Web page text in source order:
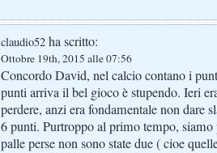
claudio52 ha scritto:
Ottobre 19th, 2015 alle 07:56
Concordo David, nel calcio contano i
punti arriva il bel gioco è stupendo. Ieri
perdere, anzi era fondamentale non dare
6 punti. Purtroppo al primo tempo,
palle perse non sono state due ( cioe